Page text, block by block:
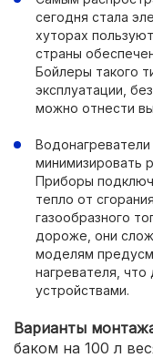
сегодня стала
хуторах
страны
Бойлеры такого
эксплуатации,
можно отнести
минимизировать
Приборы
тепло от
газообразного
дороже, они
моделям
нагревателя,
устройствами.
Варианты
баком на 100 л